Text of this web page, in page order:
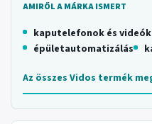
AMIRŐL A MÁRKA ISMERT
kaputelefonok és
épületautomatizálás
Az összes Vidos termék